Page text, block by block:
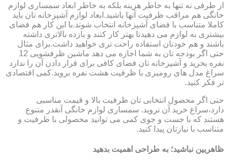
از طرفی نه تنها به خاطر هزینه بلکه به خاطر ابعاد سمساری لوازم
خانگی هم مراقب ظرفیت آنها باشید.ابعاد لوازم آشپزخانه تان باید
کاملا متناسب با فضای آشپزخانه انتخاب شوند.با این کار هم فضای
بیشتری به لوازم می دهیدتا بهتر کار کنند و بازده بالاتری داشته
باشند و هم خودتان استفاده راحت تری خواهید داشت.برای مثال
حتی اگر بودجه تان به شما اجازه می دهد ماشین ظرفشویی 12
نفره بخرید و آشپزخانه تان فضای کافی برای قرار دادن آن را ندارد
سراغ مدل های رومیزی با ظرفیت هشت نفره بروید.کمی اقتصادی
تر فکر کنید.
حتی اگر محصول انتخابی تان ظرفیت بالا و قیمت مناسبی
دارد،سراغ خرید آن نروید. سمساری لوازم خانگی آنقدر متنوع
هستند که با جست و جوی کمی می توانید محصولی با ظرفیت و
متناسب با نیازتان پیدا کنید.
ظاهربین نباشید؛ به طراحی اهمیت بدهید